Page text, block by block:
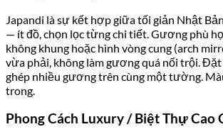
Japandi là sự kết hợp giữa tối giản Nhật
— ít đồ, chọn lọc từng chi tiết. Gương phù
không khung hoặc hình vòng cung (arch
vừa phải, không làm gương quá nổi trội.
ghép nhiều gương trên cùng một tường.
trong.
Phong Cách Luxury / Biệt Thự Cao